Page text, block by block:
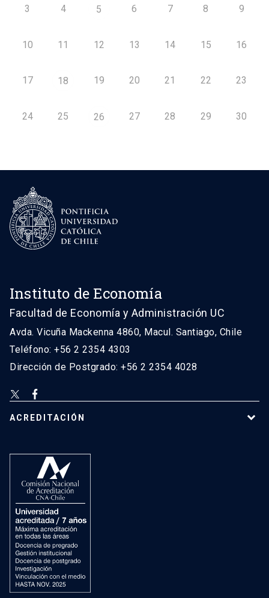
3 4 5 6 7 8 9
10 11 12 13 14 15 16
17 18 19 20 21 22 23
24 25 26 27 28 29 30
Instituto de Economía
Facultad de Economía y Administración UC
Avda. Vicuña Mackenna 4860, Macul. Santiago, Chile
Teléfono: +56 2 2354 4303
Dirección de Postgrado: +56 2 2354 4028
ACREDITACIÓN